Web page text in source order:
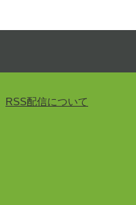
RSS配信について